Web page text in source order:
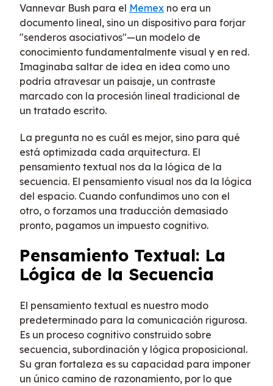
Vannevar Bush para el Memex no era un
documento lineal, sino un dispositivo para forjar
"senderos asociativos"—un modelo de
conocimiento fundamentalmente visual y en red.
Imaginaba saltar de idea en idea como uno
podría atravesar un paisaje, un contraste
marcado con la procesión lineal tradicional de
un tratado escrito.
La pregunta no es cuál es mejor, sino para qué
está optimizada cada arquitectura. El
pensamiento textual nos da la lógica de la
secuencia. El pensamiento visual nos da la lógica
del espacio. Cuando confundimos uno con el
otro, o forzamos una traducción demasiado
pronto, pagamos un impuesto cognitivo.
Pensamiento Textual: La
Lógica de la Secuencia
El pensamiento textual es nuestro modo
predeterminado para la comunicación rigurosa.
Es un proceso cognitivo construido sobre
secuencia, subordinación y lógica proposicional.
Su gran fortaleza es su capacidad para imponer
un único camino de razonamiento, por lo que